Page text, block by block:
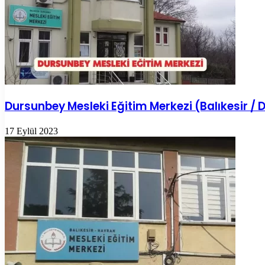
Dursunbey Mesleki Eğitim Merkezi (Balıkesir /
17 Eylül 2023